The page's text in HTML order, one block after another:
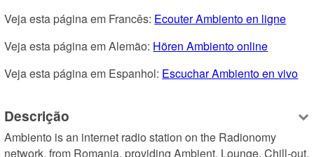
Veja esta página em Francês: Ecouter Ambiento en ligne
Veja esta página em Alemão: Hören Ambiento online
Veja esta página em Espanhol: Escuchar Ambiento en vivo
Descrição
Ambiento is an internet radio station on the Radionomy
network, from Romania, providing Ambient, Lounge, Chill-out,